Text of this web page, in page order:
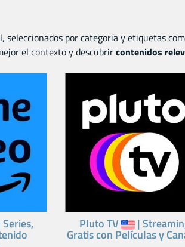
seleccionados por categoría y etiquetas
el contexto y descubrircontenidos
Pluto TV |
Gratis con Películas y